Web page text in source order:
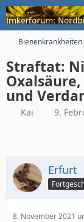
Straftat:
und
Kai 9.
Erfurt
8. November 2021